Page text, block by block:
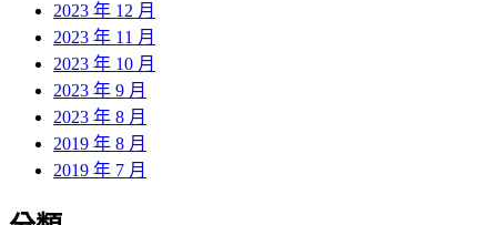
2023 年 12 月
2023 年 11 月
2023 年 10 月
2023 年 9 月
2023 年 8 月
2019 年 8 月
2019 年 7 月